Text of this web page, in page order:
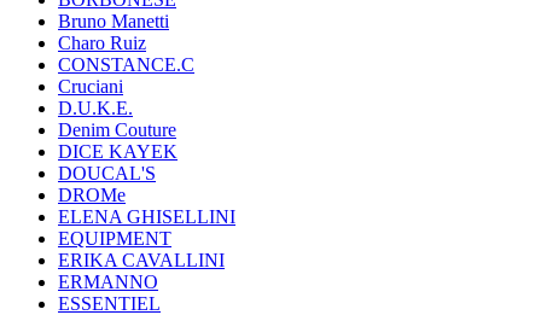
Bruno Manetti
Charo Ruiz
CONSTANCE.C
Cruciani
D.U.K.E.
Denim Couture
DICE KAYEK
DOUCAL'S
DROMe
ELENA GHISELLINI
EQUIPMENT
ERIKA CAVALLINI
ERMANNO
ESSENTIEL